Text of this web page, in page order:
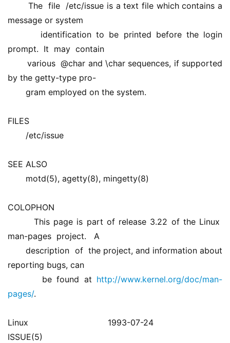
The  file  /etc/issue is a text file which contains a
message or system
identification to be printed before the login
prompt.  It  may  contain
various  @char and \char sequences, if supported
by the getty-type pro-
gram employed on the system.
FILES
/etc/issue
SEE ALSO
motd(5), agetty(8), mingetty(8)
COLOPHON
This page is part of release 3.22 of the Linux
man-pages  project.   A
description  of  the project, and information about
reporting bugs, can
be found at http://www.kernel.org/doc/man-
pages/.
Linux                             1993-07-24
ISSUE(5)